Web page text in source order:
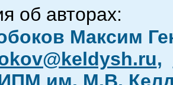
об авторах:
Максим
,